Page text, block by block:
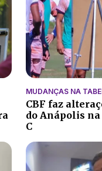
MUDANÇAS NA
CBF faz
do Anápolis
C